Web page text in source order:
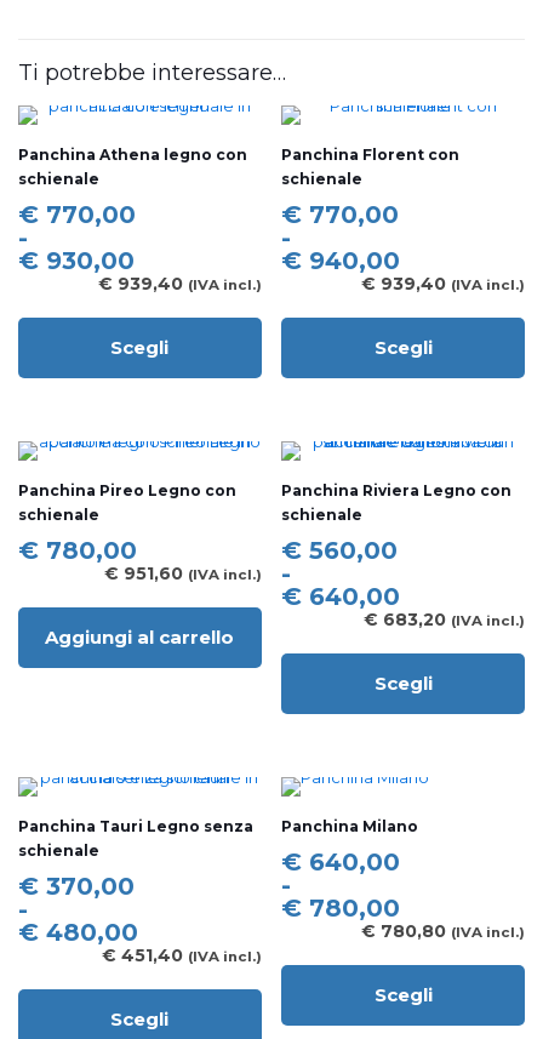
Ti potrebbe interessare…
Panchina Athena legno con
schienale
€ 770,00
-
€ 930,00
Fascia
di
prezzo:
a
€ 930,00
€ 939,40 (IVA incl.)
Scegli
prodotto
varianti.
opzioni
possono
essere
scelte
pagina
Panchina Florent con
schienale
€ 770,00
-
€ 940,00
Fascia
di
prezzo:
a
€ 940,00
€ 939,40 (IVA incl.)
Scegli
prodotto
varianti.
opzioni
possono
essere
scelte
nella
pagina
prodotto
Panchina Pireo Legno con
schienale
€ 780,00
€ 951,60 (IVA incl.)
Aggiungi al carrello
Panchina Riviera Legno con
schienale
€ 560,00
-
€ 640,00
Fascia
di
prezzo:
a
€ 640,00
€ 683,20 (IVA incl.)
Scegli
prodotto
varianti.
opzioni
possono
essere
scelte
nella
del
Panchina Tauri Legno senza
schienale
€ 370,00
-
€ 480,00
Fascia
di
prezzo:
a
€ 480,00
€ 451,40 (IVA incl.)
Scegli
Panchina Milano
€ 640,00
-
€ 780,00
Fascia
di
prezzo:
a
€ 780,00
€ 780,80 (IVA incl.)
Scegli
prodotto